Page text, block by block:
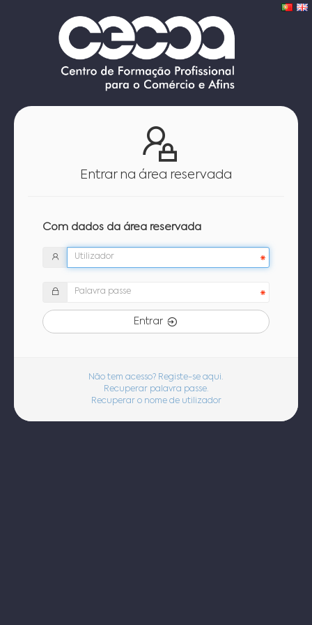
Entrar na área reservada
Com dados da área reservada
Entrar
Não tem acesso? Registe-se aqui.
Recuperar palavra passe.
Recuperar o nome de utilizador